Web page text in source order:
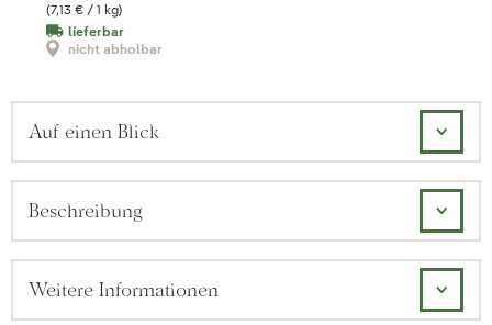
(7,13 € / 1 kg)
lieferbar
nicht abholbar
Auf einen Blick
Beschreibung
Weitere Informationen